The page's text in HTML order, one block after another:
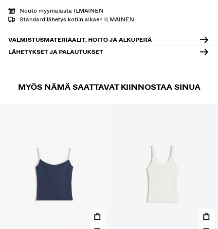
Nouto myymälästä ILMAINEN
Standardilähetys kotiin alkaen ILMAINEN
VALMISTUSMATERIAALIT, HOITO JA ALKUPERÄ
LÄHETYKSET JA PALAUTUKSET
MYÖS NÄMÄ SAATTAVAT KIINNOSTAA SINUA
LAHJAKORTTI NEWSLETTER OHJEET